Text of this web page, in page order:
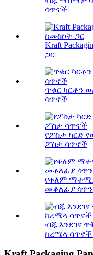
ሳጥኖች
Kraft
ጋር
ጥቁር ካርቶን
ሳጥኖች
የፖስታ ካርድ
ፖስታ ሳጥኖች
የቀለም
መቆለፊያ ሳጥን
ብጁ እንደገና
ከረሜላ ሳጥኖች